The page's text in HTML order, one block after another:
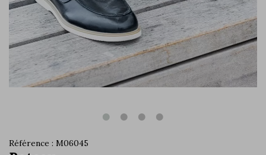
Référence : M06045